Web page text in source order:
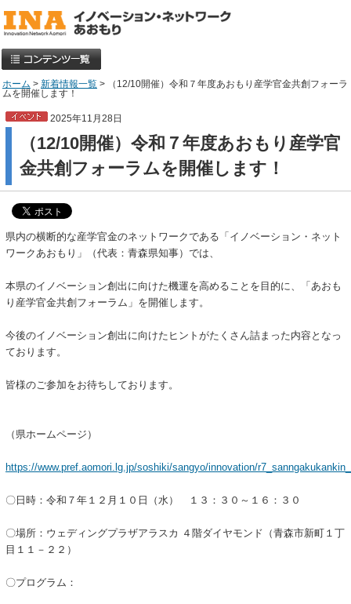
ホーム > 新着情報一覧 > （12/10開催）令和７年度あおもり産学官金共創フォーラ
ムを開催します！
2025年11月28日
（12/10開催）令和７年度あおもり産学官
金共創フォーラムを開催します！
県内の横断的な産学官金のネットワークである「イノベーション・ネット
ワークあおもり」（代表：青森県知事）では、
本県のイノベーション創出に向けた機運を高めることを目的に、「あおも
り産学官金共創フォーラム」を開催します。
今後のイノベーション創出に向けたヒントがたくさん詰まった内容となっ
ております。
皆様のご参加をお待ちしております。
（県ホームページ）
https://www.pref.aomori.lg.jp/soshiki/sangyo/innovation/
〇日時：令和７年１２月１０日（水） １３：３０～１６：３０
〇場所：ウェディングプラザアラスカ ４階ダイヤモンド（青森市新町１丁
目１１－２２）
〇プログラム：